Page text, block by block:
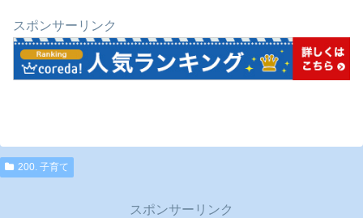
スポンサーリンク
200. 子育て
スポンサーリンク